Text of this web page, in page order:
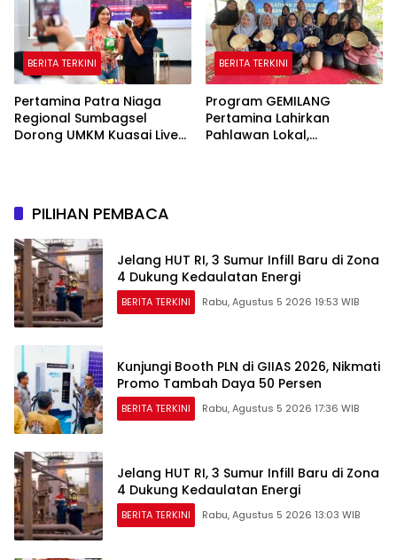
BERITA TERKINI
Pertamina Patra Niaga
Regional Sumbagsel
Dorong UMKM Kuasai Live
BERITA TERKINI
Program GEMILANG
Pertamina Lahirkan
Pahlawan Lokal,
PILIHAN PEMBACA
Jelang HUT RI, 3 Sumur Infill Baru di Zona
4 Dukung Kedaulatan Energi
BERITA TERKINI Rabu, Agustus 5 2026 19:53 WIB
Kunjungi Booth PLN di GIIAS 2026, Nikmati
Promo Tambah Daya 50 Persen
BERITA TERKINI Rabu, Agustus 5 2026 17:36 WIB
Jelang HUT RI, 3 Sumur Infill Baru di Zona
4 Dukung Kedaulatan Energi
BERITA TERKINI Rabu, Agustus 5 2026 13:03 WIB